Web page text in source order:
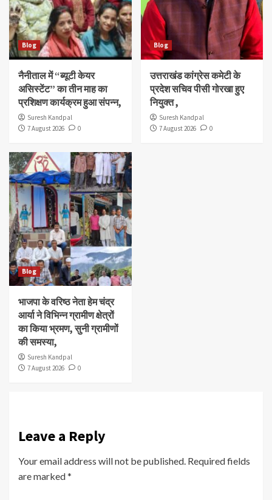
Blog
नैनीताल में “ब्यूटी केयर
असिस्टेंट” का तीन माह का
प्रशिक्षण कार्यक्रम हुआ संपन्न,
Suresh Kandpal
7 August 2026
0
Blog
उत्तराखंड कांग्रेस कमेटी के
प्रदेश सचिव पीसी गोरखा हुए
नियुक्त ,
Suresh Kandpal
7 August 2026
0
Blog
भाजपा के वरिष्ठ नेता हेम चंद्र
आर्या ने विभिन्न ग्रामीण क्षेत्रों
का किया भ्रमण, सुनी ग्रामीणों
की समस्या,
Suresh Kandpal
7 August 2026
0
Leave a Reply
Your email address will not be published. Required fields
are marked*